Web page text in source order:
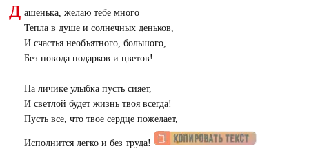
Д ашенька, желаю тебе много
Тепла в душе и солнечных деньков,
И счастья необъятного, большого,
Без повода подарков и цветов!
На личике улыбка пусть сияет,
И светлой будет жизнь твоя всегда!
Пусть все, что твое сердце пожелает,
Исполнится легко и без труда!